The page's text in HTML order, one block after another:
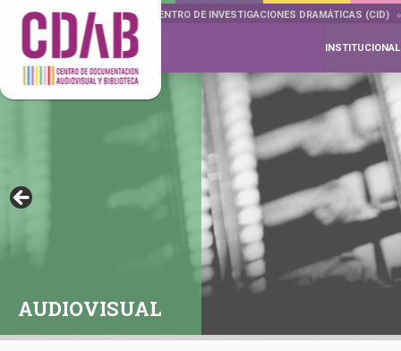
DOCUMENTA DRAMÁTICAS CENTRO DE INVESTIGACIONES DRAMÁTICAS (CID)
INSTITUCIONAL
AUDIOVISUAL